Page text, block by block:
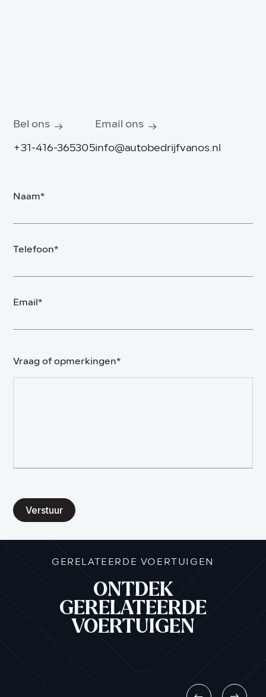
Bel ons
+31-416-365305
Email ons
info@autobedrijfvanos.nl
Naam*
Telefoon*
Email*
Vraag of opmerkingen*
Verstuur
GERELATEERDE VOERTUIGEN
ONTDEK
GERELATEERDE
VOERTUIGEN